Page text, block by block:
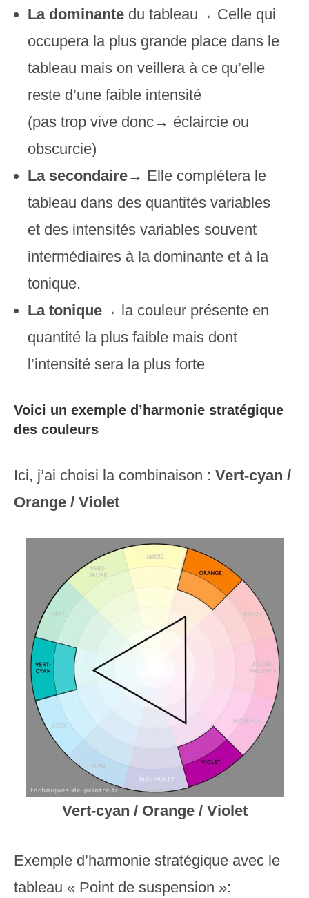
La dominante du tableau→ Celle qui
occupera la plus grande place dans le
tableau mais on veillera à ce qu’elle
reste d’une faible intensité
(pas trop vive donc→ éclaircie ou
obscurcie)
La secondaire→ Elle complétera le
tableau dans des quantités variables
et des intensités variables souvent
intermédiaires à la dominante et à la
tonique.
La tonique→ la couleur présente en
quantité la plus faible mais dont
l’intensité sera la plus forte
Voici un exemple d’harmonie stratégique
des couleurs
Ici, j’ai choisi la combinaison : Vert-cyan /
Orange / Violet
Vert-cyan / Orange / Violet
Exemple d’harmonie stratégique avec le
tableau « Point de suspension »: